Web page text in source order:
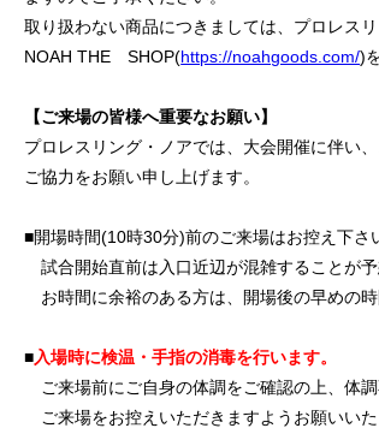
取り扱わない商品につきましては、プロレス
NOAH THE SHOP(https://noahgoods.com/)
【ご来場の皆様へ重要なお願い】
プロレスリング・ノアでは、大会開催に伴い
ご協力をお願い申し上げます。
■開場時間(10時30分)前のご来場はお控え下さ
試合開始直前は入口近辺が混雑することが予
お時間に余裕のある方は、開場後の早めの
■入場時に検温・手指の消毒を行います。
ご来場前にご自身の体調をご確認の上、体
ご来場をお控えいただきますようお願いいた